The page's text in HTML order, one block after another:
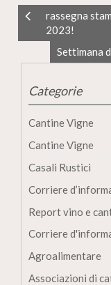
rassegna
2023!
Settimana
Categorie
Cantine Vigne
Cantine Vigne
Casali Rustici
Corriere
Report vino e
Corriere
Agroalimentare
Associazioni di